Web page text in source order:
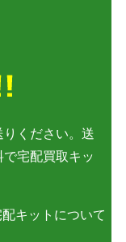
ください。送
宅配買取キッ
キットについて